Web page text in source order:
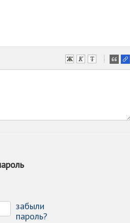
-
-
-
забыли
пароль?